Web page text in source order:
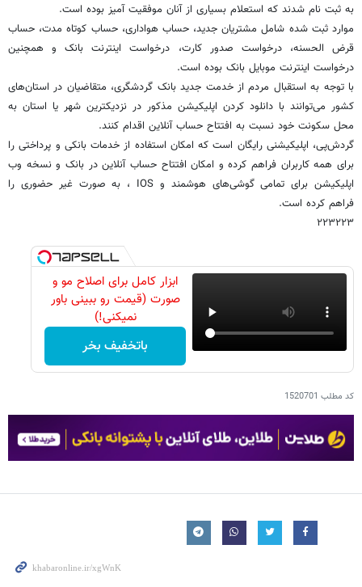
به ثبت نام شدند که استعلام بسیاری از آنان موفقیت آمیز بوده است.
موارد ثبت شده شامل مشتریان جدید، حساب هواداری، حساب کوتاه مدت، حساب
قرض الحسنه، درخواست صدور کارت، درخواست اینترنت بانک و همچنین
درخواست اینترنت موبایل بانک بوده است.
با توجه به استقبال مردم از خدمت جدید بانک گردشگری، متقاضیان در استان‌های
کشور می‌توانند با دانلود کردن اپلیکیشن مذکور در نزدیکترین شهر یا استان به
محل سکونت خود نسبت به افتتاح حساب آنلاین اقدام کنند.
گردش‌پی، اپلیکیشنی رایگان است که امکان استفاده از خدمات بانکی و پرداختی را
برای همه کاربران فراهم کرده و امکان افتتاح حساب آنلاین در بانک و نسخه وب
اپلیکیشن برای تمامی گوشی‌های هوشمند و IOS ، به صورت غیر حضوری را
فراهم کرده است.
٢٢٣٢٢٣
ابزار کامل برای اصلاح مو و
صورت (قیمت رو ببینی باور
نمیکنی!)
باتخفیف بخر
کد مطلب 1520701